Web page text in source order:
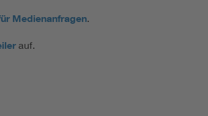
Medienanfragen.
auf.